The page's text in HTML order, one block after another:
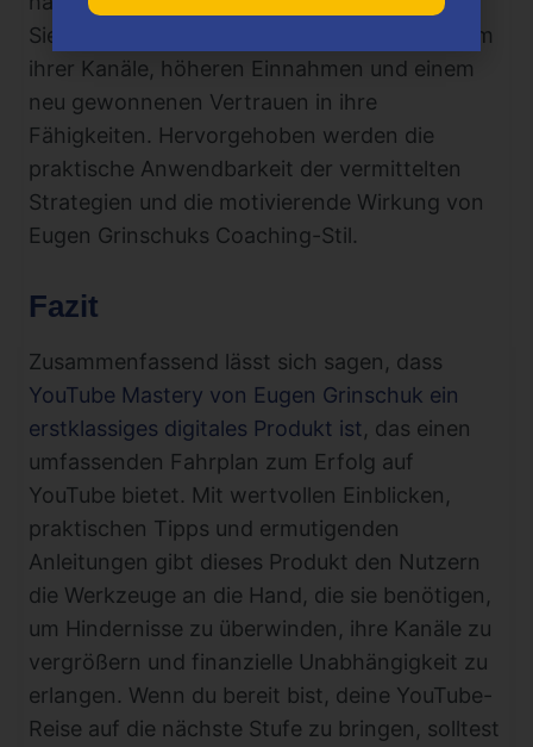
Sie berichten von einem deutlichen Wachstum
ihrer Kanäle, höheren Einnahmen und einem
neu gewonnenen Vertrauen in ihre
Fähigkeiten. Hervorgehoben werden die
praktische Anwendbarkeit der vermittelten
Strategien und die motivierende Wirkung von
Eugen Grinschuks Coaching-Stil.
Fazit
Zusammenfassend lässt sich sagen, dass
YouTube Mastery von Eugen Grinschuk ein
erstklassiges digitales Produkt ist, das einen
umfassenden Fahrplan zum Erfolg auf
YouTube bietet. Mit wertvollen Einblicken,
praktischen Tipps und ermutigenden
Anleitungen gibt dieses Produkt den Nutzern
die Werkzeuge an die Hand, die sie benötigen,
um Hindernisse zu überwinden, ihre Kanäle zu
vergrößern und finanzielle Unabhängigkeit zu
erlangen. Wenn du bereit bist, deine YouTube-
Reise auf die nächste Stufe zu bringen, solltest